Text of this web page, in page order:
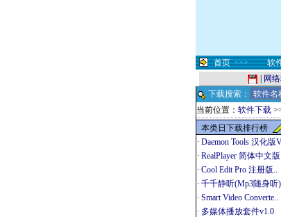
首页 >>> 软
网
下载搜索：
当前位置： 软件下载
本类日下载排行榜
· Daemon Tools 汉化版
· RealPlayer 简体中文版
· Cool Edit Pro 注册版..
· 千千静听(Mp3随身听
· Smart Video Converte..
· 多媒体播放套件v1.0